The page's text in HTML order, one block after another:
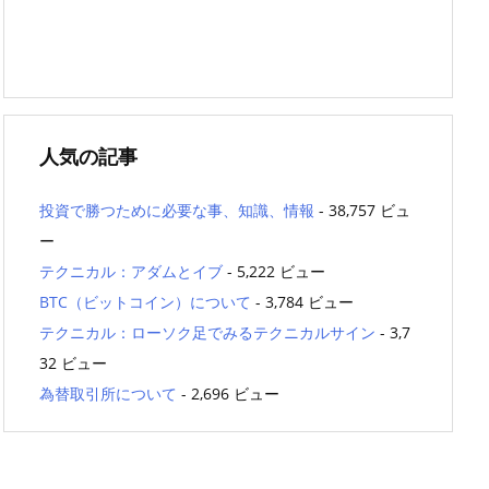
人気の記事
投資で勝つために必要な事、知識、情報 - 38,757 ビュ
ー
テクニカル：アダムとイブ - 5,222 ビュー
BTC（ビットコイン）について - 3,784 ビュー
テクニカル：ローソク足でみるテクニカルサイン - 3,7
32 ビュー
為替取引所について - 2,696 ビュー